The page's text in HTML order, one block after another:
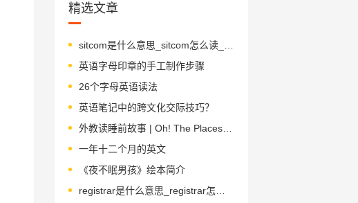
精选文章
英语字母印章的手工制作步骤
26个字母英语读法
英语笔记中的跨文化交际技巧？
外教读睡前故事 | Oh! The Places You Will Go 你想去的地方
一年十二个月的英文
《夜不眠男孩》绘本简介